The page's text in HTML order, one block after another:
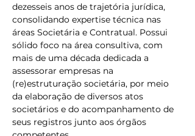
dezesseis anos de trajetória jurídica,
consolidando expertise técnica nas
áreas Societária e Contratual. Possui
sólido foco na área consultiva, com
mais de uma década dedicada a
assessorar empresas na
(re)estruturação societária, por meio
da elaboração de diversos atos
societários e do acompanhamento de
seus registros junto aos órgãos